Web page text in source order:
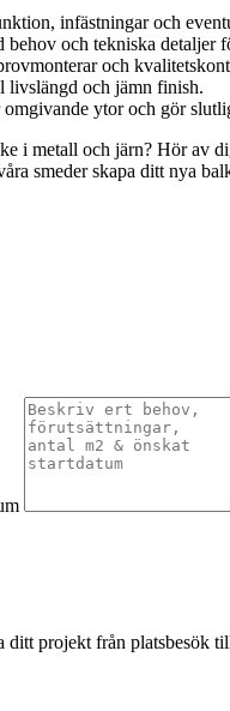
infästningar och
och tekniska detaljer
och
livslängd och jämn finish.
ytor och gör
i metall och järn? Hör
smeder skapa ditt nya
projekt från platsbesök